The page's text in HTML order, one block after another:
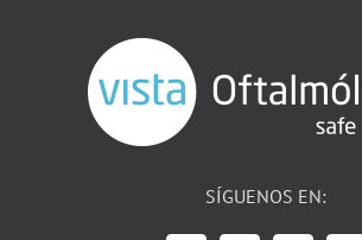
SÍGUENOS EN: